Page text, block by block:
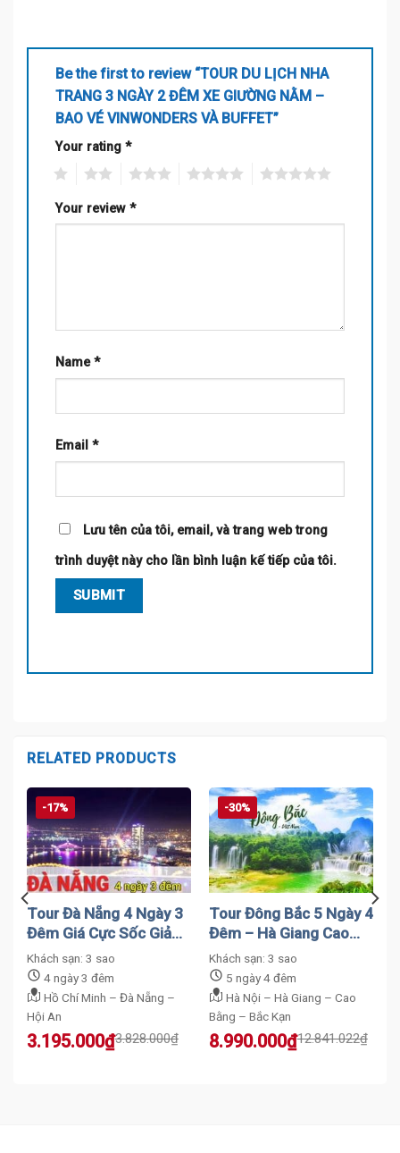
Be the first to review “TOUR DU LỊCH NHA
TRANG 3 NGÀY 2 ĐÊM XE GIƯỜNG NẰM –
BAO VÉ VINWONDERS VÀ BUFFET”
Your rating *
Your review *
Name*
Email *
Lưu tên của tôi, email, và trang web trong
trình duyệt này cho lần bình luận kế tiếp của tôi.
RELATED PRODUCTS
-17%
Tour Đà Nẵng 4 Ngày 3
Đêm Giá Cực Sốc Giảm
Tới 17 Phần Trăm
Khách sạn: 3 sao
4 ngày 3 đêm
Hồ Chí Minh – Đà Nẵng –
Hội An
3.828.000₫
Original
3.195.000₫
Current
-30%
Tour Đông Bắc 5 Ngày 4
Đêm – Hà Giang Cao
Bằng Bắc Kạn
Khách sạn: 3 sao
5 ngày 4 đêm
Hà Nội – Hà Giang – Cao
Bằng – Bắc Kạn
12.841.022₫
Original
8.990.000₫
Current